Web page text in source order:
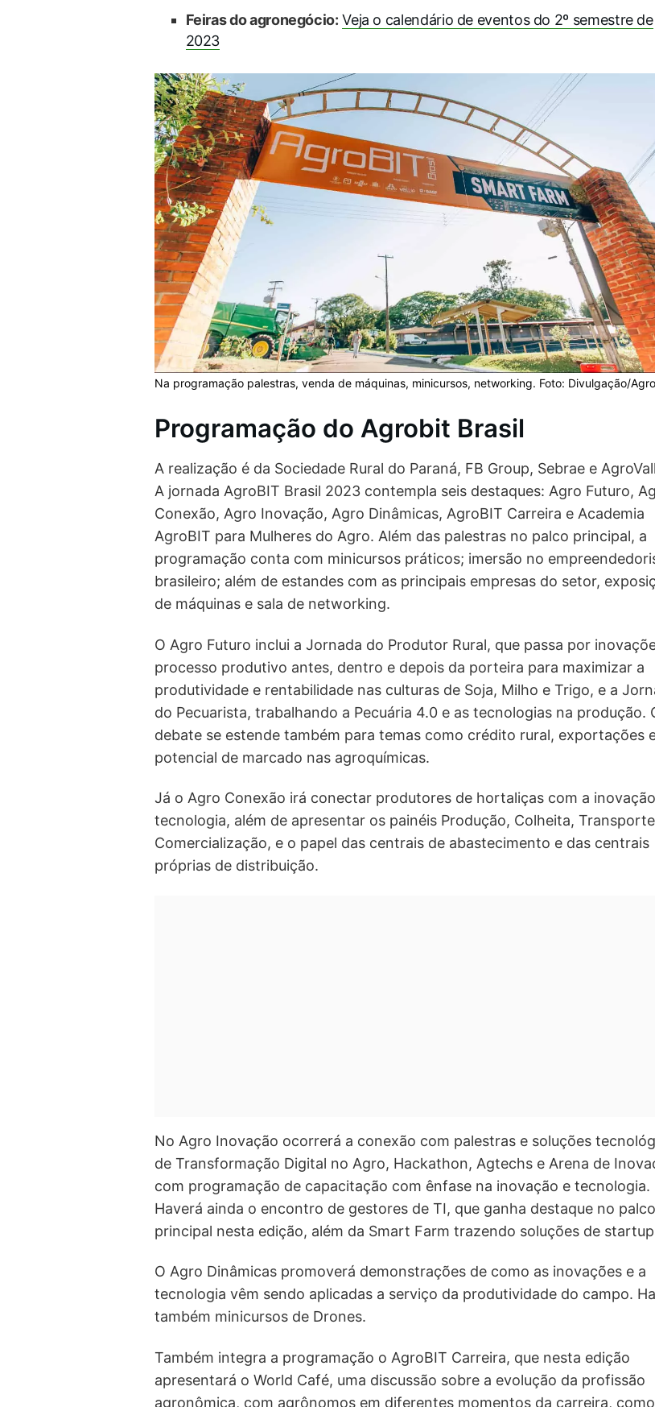
Feiras do agronegócio: Veja o calendário de eventos do 2º semestre de
2023
Na programação palestras, venda de máquinas, minicursos, networking. Foto: Divulgação/
Programação do Agrobit Brasil
A realização é da Sociedade Rural do Paraná, FB Group, Sebrae e
A jornada AgroBIT Brasil 2023 contempla seis destaques: Agro Futuro,
Conexão, Agro Inovação, Agro Dinâmicas, AgroBIT Carreira e Academia
AgroBIT para Mulheres do Agro. Além das palestras no palco principal, a
programação conta com minicursos práticos; imersão no
brasileiro; além de estandes com as principais empresas do setor,
de máquinas e sala de networking.
O Agro Futuro inclui a Jornada do Produtor Rural, que passa por
processo produtivo antes, dentro e depois da porteira para maximizar a
produtividade e rentabilidade nas culturas de Soja, Milho e Trigo, e a
do Pecuarista, trabalhando a Pecuária 4.0 e as tecnologias na produção.
debate se estende também para temas como crédito rural, exportações
potencial de marcado nas agroquímicas.
Já o Agro Conexão irá conectar produtores de hortaliças com a
tecnologia, além de apresentar os painéis Produção, Colheita,
Comercialização, e o papel das centrais de abastecimento e das centrais
próprias de distribuição.
No Agro Inovação ocorrerá a conexão com palestras e soluções
de Transformação Digital no Agro, Hackathon, Agtechs e Arena de
com programação de capacitação com ênfase na inovação e tecnologia.
Haverá ainda o encontro de gestores de TI, que ganha destaque no palco
principal nesta edição, além da Smart Farm trazendo soluções de
O Agro Dinâmicas promoverá demonstrações de como as inovações e a
tecnologia vêm sendo aplicadas a serviço da produtividade do campo.
também minicursos de Drones.
Também integra a programação o AgroBIT Carreira, que nesta edição
apresentará o World Café, uma discussão sobre a evolução da profissão
agronômica, com agrônomos em diferentes momentos da carreira, como